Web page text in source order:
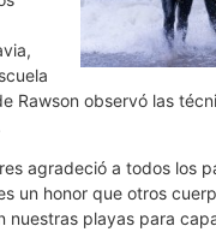
Rawson observó las
agradeció a todos los
un honor que otros
nuestras playas para